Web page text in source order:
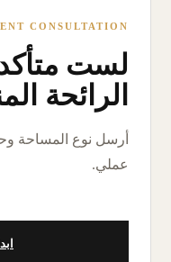
CONSULTATION
لست
الرائحة
أرسل نوع المساحة
عملي.